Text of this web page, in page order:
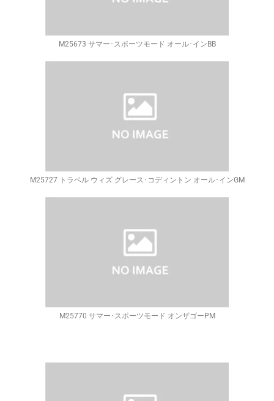
M25673 サマー･スポーツモード オール･インBB
M25727 トラベル ウィズ グレース･コディントン オール･インGM
M25770 サマー･スポーツモード オンザゴーPM